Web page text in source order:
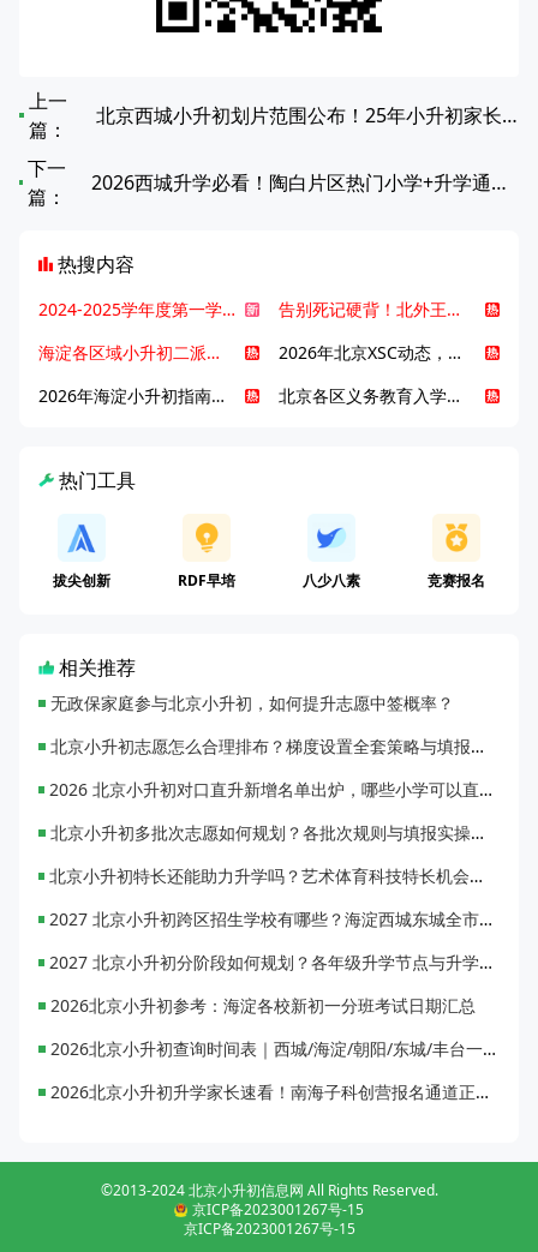
上一
篇：
北京西城小升初划片范围公布！25年小升初家长注意查收
下一
篇：
2026西城升学必看！陶白片区热门小学+升学通路，一篇说透
热搜内容
2024-2025学年度第一学期北京各区期末考试真题试卷汇总
告别死记硬背！北外王牌精读词汇课，帮孩子突破英语词汇难关
海淀各区域小升初二派全攻略合集！区域一至五志愿填报、升学策略详解
2026年北京XSC动态，持续更新中ing...
2026年海淀小升初指南，一文了解招生政策要点
北京各区义务教育入学咨询电话汇总，25年小升初家长提前收藏
热门工具
拔尖创新 RDF早培 八少八素 竞赛报名
相关推荐
无政保家庭参与北京小升初，如何提升志愿中签概率？
北京小升初志愿怎么合理排布？梯度设置全套策略与填报避坑指南
2026 北京小升初对口直升新增名单出炉，哪些小学可以直升优质初中？
北京小升初多批次志愿如何规划？各批次规则与填报实操指南
北京小升初特长还能助力升学吗？艺术体育科技特长机会与误区全面解析
2027 北京小升初跨区招生学校有哪些？海淀西城东城全市招生校完整汇总
2027 北京小升初分阶段如何规划？各年级升学节点与升学通道全梳理
2026北京小升初参考：海淀各校新初一分班考试日期汇总
2026北京小升初查询时间表｜西城/海淀/朝阳/东城/丰台一键对照
2026北京小升初升学家长速看！南海子科创营报名通道正式开启
©2013-2024 北京小升初信息网 All Rights Reserved.
京ICP备2023001267号-15
京ICP备2023001267号-15